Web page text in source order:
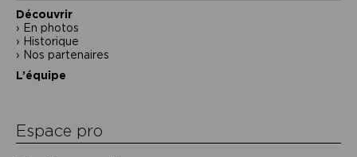
Découvrir
En photos
Historique
Nos partenaires
L’équipe
Espace pro